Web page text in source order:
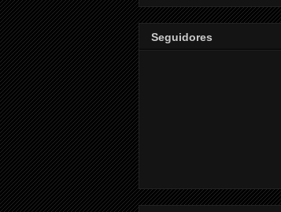
Seguidores